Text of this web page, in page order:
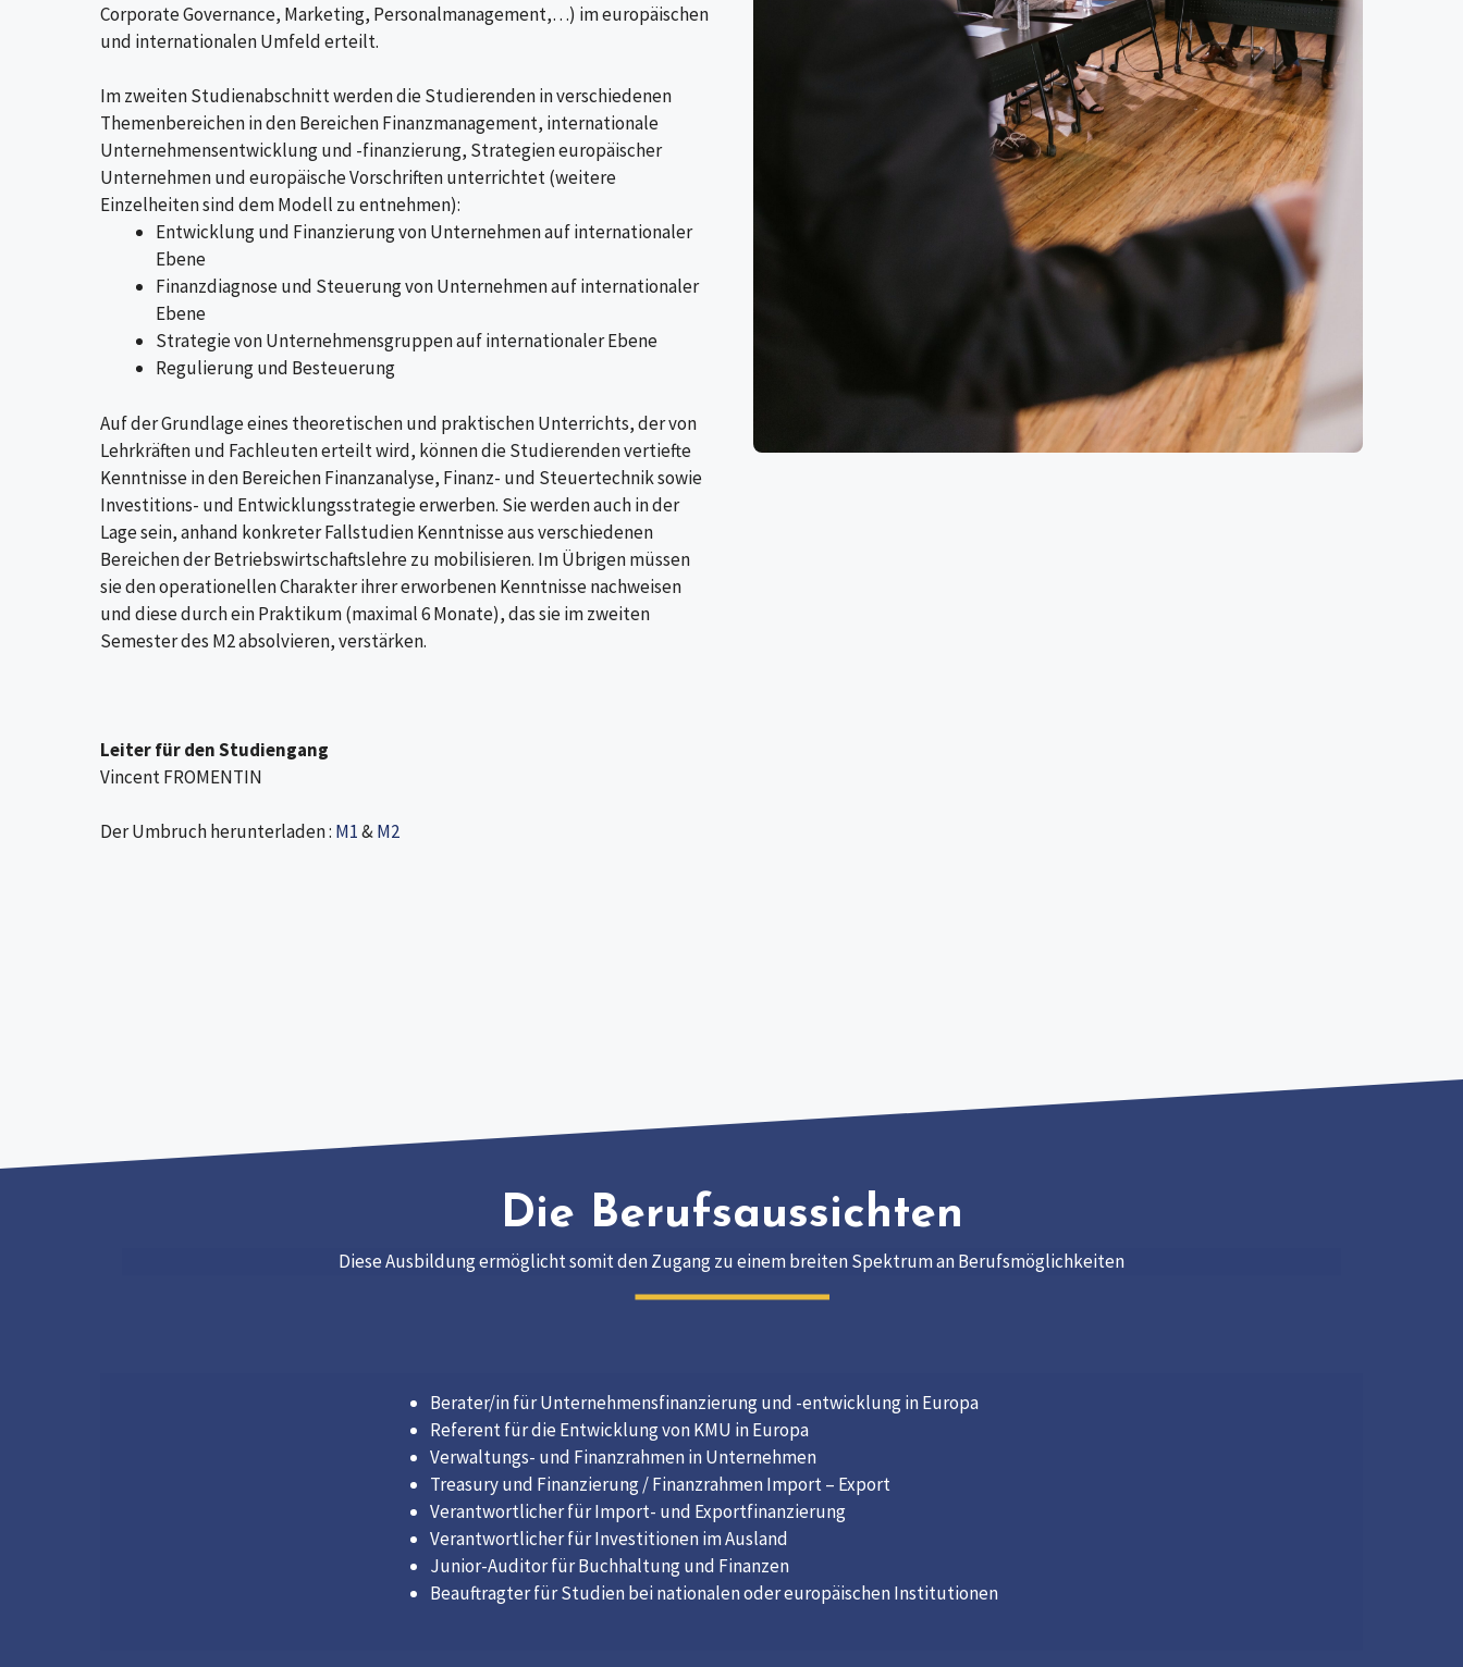
Corporate Governance, Marketing, Personalmanagement,…) im europäischen
und internationalen Umfeld erteilt.
Im zweiten Studienabschnitt werden die Studierenden in verschiedenen
Themenbereichen in den Bereichen Finanzmanagement, internationale
Unternehmensentwicklung und -finanzierung, Strategien europäischer
Unternehmen und europäische Vorschriften unterrichtet (weitere
Einzelheiten sind dem Modell zu entnehmen):
Entwicklung und Finanzierung von Unternehmen auf internationaler
Ebene
Finanzdiagnose und Steuerung von Unternehmen auf internationaler
Ebene
Strategie von Unternehmensgruppen auf internationaler Ebene
Regulierung und Besteuerung
Auf der Grundlage eines theoretischen und praktischen Unterrichts, der von
Lehrkräften und Fachleuten erteilt wird, können die Studierenden vertiefte
Kenntnisse in den Bereichen Finanzanalyse, Finanz- und Steuertechnik sowie
Investitions- und Entwicklungsstrategie erwerben. Sie werden auch in der
Lage sein, anhand konkreter Fallstudien Kenntnisse aus verschiedenen
Bereichen der Betriebswirtschaftslehre zu mobilisieren. Im Übrigen müssen
sie den operationellen Charakter ihrer erworbenen Kenntnisse nachweisen
und diese durch ein Praktikum (maximal 6 Monate), das sie im zweiten
Semester des M2 absolvieren, verstärken.
Leiter für den Studiengang
Vincent FROMENTIN
Der Umbruch herunterladen : M1&M2
Die Berufsaussichten
Diese Ausbildung ermöglicht somit den Zugang zu einem breiten Spektrum an Berufsmöglichkeiten
Berater/in für Unternehmensfinanzierung und -entwicklung in Europa
Referent für die Entwicklung von KMU in Europa
Verwaltungs- und Finanzrahmen in Unternehmen
Treasury und Finanzierung / Finanzrahmen Import – Export
Verantwortlicher für Import- und Exportfinanzierung
Verantwortlicher für Investitionen im Ausland
Junior-Auditor für Buchhaltung und Finanzen
Beauftragter für Studien bei nationalen oder europäischen Institutionen